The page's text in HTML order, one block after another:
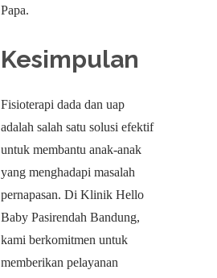
Papa.
Kesimpulan
Fisioterapi dada dan uap
adalah salah satu solusi efektif
untuk membantu anak-anak
yang menghadapi masalah
pernapasan. Di Klinik Hello
Baby Pasirendah Bandung,
kami berkomitmen untuk
memberikan pelayanan